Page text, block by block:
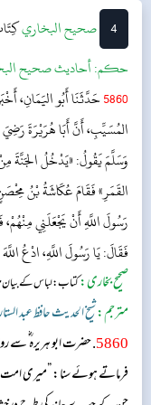
تمام افق ب...
4 ‌‌صحيح البخاري
حکم:أحاديث صحيح
5860حَدَّثَنَا أَبُو اليَمَانِ،
المُسَيِّبِ، أَنَّ أَبَا هُرَيْرَةَ
وَسَلَّمَ يَقُولُ: «يَدْخُلُ الجَنَّةَ
القَمَرِ» فَقَامَ عُكَاشَةُ بْنُ
رَسُولَ اللَّهِ أَنْ يَجْعَلَنِي
فَقَالَ: يَا رَسُولَ اللَّهِ، ادْعُ
صحیح بخاری:کتاب: لباس کے بیان
مترجم:شیخ الحدیث حافظ عبد
5860 . حضرت ابو ہریرہ
فرماتے ہوئے سنا: ”میری امت